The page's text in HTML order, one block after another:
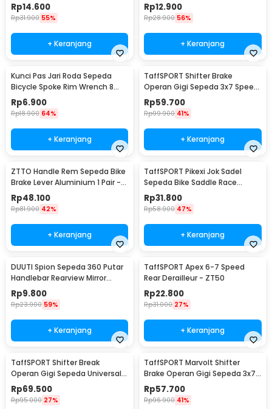
Derajat - ZH1035
Rp14.600
Rp31.900 55%
+ Keranjang
JLQ-01
Rp12.900
Rp28.900 56%
+ Keranjang
Kunci Pas Jari Roda Sepeda
Bicycle Spoke Rim Wrench 8
Way - W805
Rp6.900
Rp18.900 64%
+ Keranjang
TaffSPORT Shifter Brake
Operan Gigi Sepeda 3x7 Speed
2 PCS
Rp59.700
Rp99.900 41%
+ Keranjang
ZTTO Handle Rem Sepeda Bike
Brake Lever Aluminium 1 Pair -
CBL-09
Rp48.100
Rp81.900 42%
+ Keranjang
TaffSPORT Pikexi Jok Sadel
Sepeda Bike Saddle Race
Ergonomic Anti Air - FX20
Rp31.800
Rp58.900 47%
+ Keranjang
DUUTI Spion Sepeda 360 Putar
Handlebar Rearview Mirror
Universal 1 PCS - LY4437
Rp9.800
Rp23.900 59%
+ Keranjang
TaffSPORT Apex 6-7 Speed
Rear Derailleur - ZT50
Rp22.800
Rp31.000 27%
+ Keranjang
TaffSPORT Shifter Break
Operan Gigi Sepeda Universal
3x9 Speed 2 PCS - SL-M370
Rp69.500
Rp95.000 27%
TaffSPORT Marvolt Shifter
Brake Operan Gigi Sepeda 3x7
Speed 2 PCS - EF500-7
Rp57.700
Rp96.900 41%